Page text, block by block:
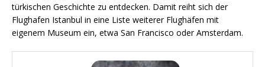
türkischen Geschichte zu entdecken. Damit reiht sich der
Flughafen Istanbul in eine Liste weiterer Flughäfen mit
eigenem Museum ein, etwa San Francisco oder Amsterdam.